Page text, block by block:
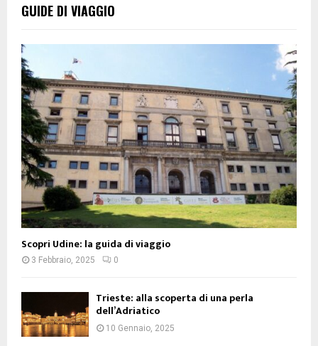
GUIDE DI VIAGGIO
Scopri Udine: la guida di viaggio
3 Febbraio, 2025 0
Trieste: alla scoperta di una perla
dell’Adriatico
10 Gennaio, 2025